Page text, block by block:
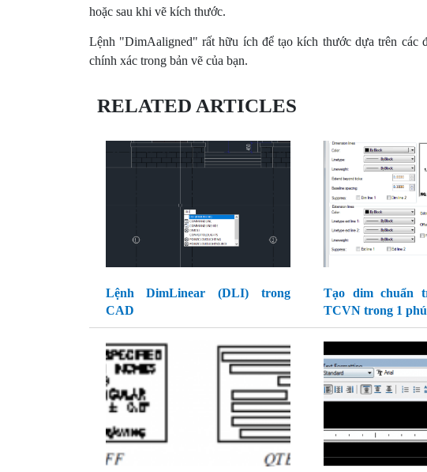
hoặc sau khi vẽ kích thước.
Lệnh "DimAaligned" rất hữu ích để tạo kích thước dựa trên các
chính xác trong bản vẽ của bạn.
RELATED ARTICLES
Lệnh DimLinear (DLI) trong
CAD
Tạo dim chuẩn
TCVN trong 1